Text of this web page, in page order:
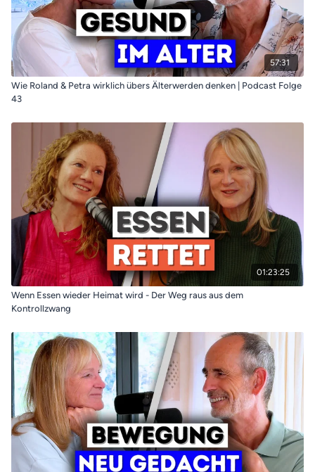
57:31
Wie Roland & Petra wirklich übers Älterwerden denken | Podcast Folge
43
01:23:25
Wenn Essen wieder Heimat wird - Der Weg raus aus dem
Kontrollzwang